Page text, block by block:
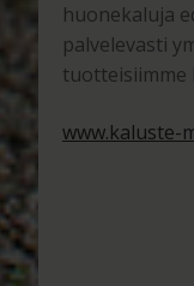
huonekaluja
palvelevasti
tuotteisiimme
www.kaluste-